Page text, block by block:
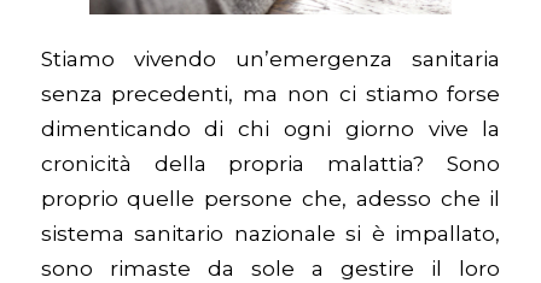
Stiamo vivendo un’emergenza sanitaria
senza precedenti, ma non ci stiamo forse
dimenticando di chi ogni giorno vive la
cronicità della propria malattia? Sono
proprio quelle persone che, adesso che il
sistema sanitario nazionale si è impallato,
sono rimaste da sole a gestire il loro